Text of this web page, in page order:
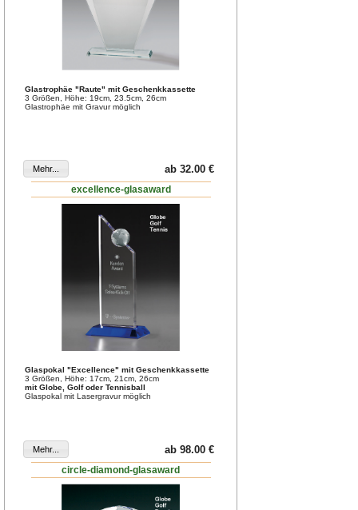
Glastrophäe "Raute" mit Geschenkkassette
3 Größen, Höhe: 19cm, 23.5cm, 26cm
Glastrophäe mit Gravur möglich
ab 32.00 €
excellence-glasaward
Glaspokal "Excellence" mit Geschenkkassette
3 Größen, Höhe: 17cm, 21cm, 26cm
mit Globe, Golf oder Tennisball
Glaspokal mit Lasergravur möglich
ab 98.00 €
circle-diamond-glasaward